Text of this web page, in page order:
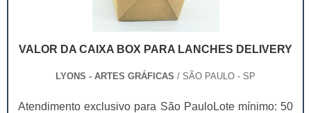
VALOR DA CAIXA BOX PARA LANCHES DELIVERY
LYONS - ARTES GRÁFICAS / SÃO PAULO - SP
Atendimento exclusivo para São PauloLote mínimo: 50